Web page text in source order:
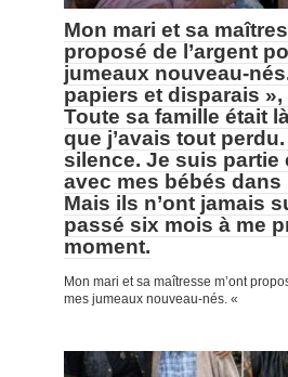
Mon mari et sa
proposé de l’argent
jumeaux nouveau-
papiers et disparais »,
Toute sa famille était
que j’avais tout
silence. Je suis partie
avec mes bébés dans
Mais ils n’ont jamais
passé six mois à me
moment.
Mon mari et sa maîtresse m’ont
mes jumeaux nouveau-nés. «